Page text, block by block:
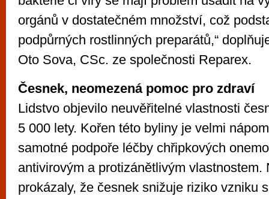
orgánů v dostatečném množství, což
podpůrných rostlinných preparátů,“
Oto Sova, CSc. ze společnosti Reparex.
Česnek, neomezená pomoc pro zdraví
Lidstvo objevilo neuvěřitelné vlastnosti
5 000 lety. Kořen této byliny je velmi
samotné podpoře léčby chřipkových
antivirovým a protizánětlivým vlastnostem.
prokázaly, že česnek snižuje riziko vzniku